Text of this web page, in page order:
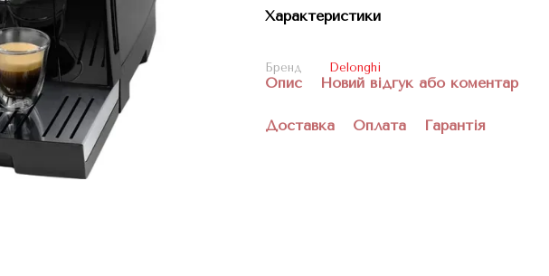
Характеристики
Бренд Delonghi
Опис Новий відгук або коментар
Доставка Оплата Гарантія